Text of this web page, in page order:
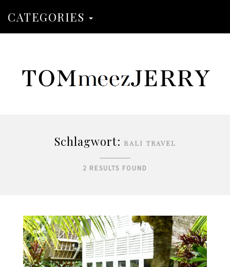
CATEGORIES
Schlagwort: BALI TRAVEL
2 RESULTS FOUND